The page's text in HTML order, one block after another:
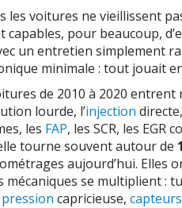
les voitures ne vieillissent
capables, pour beaucoup,
un entretien simplement
minimale : tout jouait
de 2010 à 2020
lourde, l’injection
les FAP, les SCR, les
tourne souvent autour de
aujourd’hui. Elles
mécaniques se multiplient :
capricieuse, capteurs